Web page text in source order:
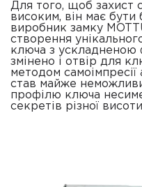
Для того, щоб захист
високим, він має бути
виробник замку
створення
ключа з ускладненою
змінено і отвір для
методом
став майже
профілю ключа
секретів різної